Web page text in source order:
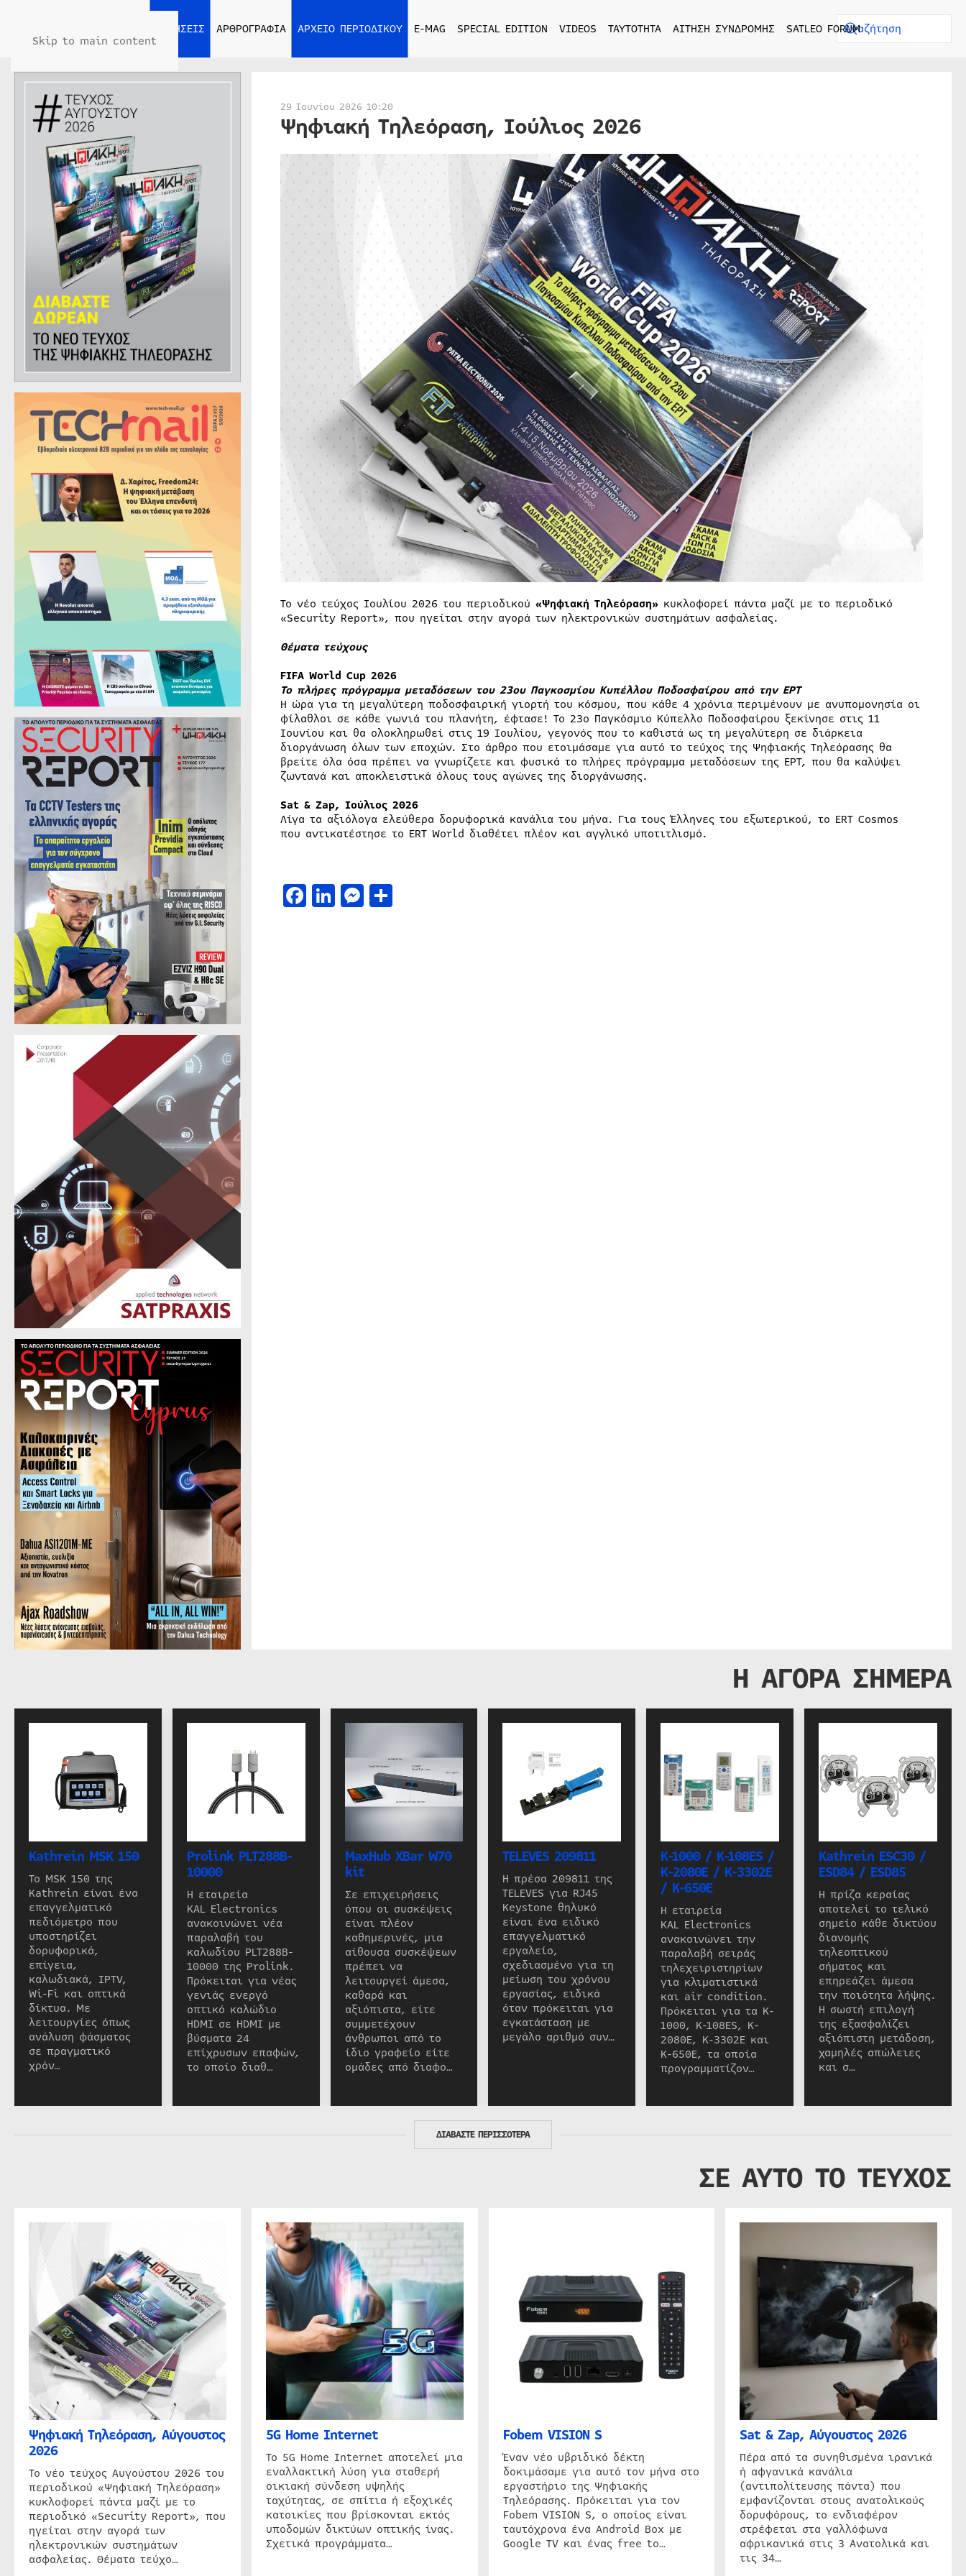
Skip to main content
ΕΙΔΗΣΕΙΣ ΑΡΘΡΟΓΡΑΦΙΑ ΑΡΧΕΙΟ ΠΕΡΙΟΔΙΚΟΥ E-MAG SPECIAL EDITION VIDEOS ΤΑΥΤΟΤΗΤΑ ΑΙΤΗΣΗ ΣΥΝΔΡΟΜΗΣ SATLEO FORUM
29 Ιουνίου 2026 10:20
Ψηφιακή Τηλεόραση, Ιούλιος 2026
Το νέο τεύχος Ιουλίου 2026 του περιοδικού «Ψηφιακή Τηλεόραση»κυκλοφορεί πάντα μαζί με το περιοδικό
«Security Report», που ηγείται στην αγορά των ηλεκτρονικών συστημάτων ασφαλείας.
Θέματα τεύχους
FIFA World Cup 2026
Το πλήρες πρόγραμμα μεταδόσεων του 23ου Παγκοσμίου Κυπέλλου Ποδοσφαίρου από την ΕΡΤ
Η ώρα για τη μεγαλύτερη ποδοσφαιρική γιορτή του κόσμου, που κάθε 4 χρόνια περιμένουν με ανυπομονησία οι
φίλαθλοι σε κάθε γωνιά του πλανήτη, έφτασε! Το 23ο Παγκόσμιο Κύπελλο Ποδοσφαίρου ξεκίνησε στις 11
Ιουνίου και θα ολοκληρωθεί στις 19 Ιουλίου, γεγονός που το καθιστά ως τη μεγαλύτερη σε διάρκεια
διοργάνωση όλων των εποχών. Στο άρθρο που ετοιμάσαμε για αυτό το τεύχος της Ψηφιακής Τηλεόρασης θα
βρείτε όλα όσα πρέπει να γνωρίζετε και φυσικά το πλήρες πρόγραμμα μεταδόσεων της ΕΡΤ, που θα καλύψει
ζωντανά και αποκλειστικά όλους τους αγώνες της διοργάνωσης.
Sat & Zap, Ιούλιος 2026
Λίγα τα αξιόλογα ελεύθερα δορυφορικά κανάλια του μήνα. Για τους Έλληνες του εξωτερικού, το ERT Cosmos
που αντικατέστησε το ERT World διαθέτει πλέον και αγγλικό υποτιτλισμό.
Facebook
LinkedIn
Messenger
Μοιραστείτε
Η ΑΓΟΡΑ ΣΗΜΕΡΑ
Kathrein MSK 150
Το MSK 150 της
Kathrein είναι ένα
επαγγελματικό
πεδιόμετρο που
υποστηρίζει
δορυφορικά,
επίγεια,
καλωδιακά, IPTV,
Wi-Fi και οπτικά
δίκτυα. Με
λειτουργίες όπως
ανάλυση φάσματος
σε πραγματικό
χρόν…
Prolink PLT288B-
10000
Η εταιρεία
KAL Electronics
ανακοινώνει νέα
παραλαβή του
καλωδίου PLT288B-
10000 της Prolink.
Πρόκειται για νέας
γενιάς ενεργό
οπτικό καλώδιο
HDMI σε HDMI με
βύσματα 24
επίχρυσων επαφών,
το οποίο διαθ…
MaxHub XBar W70
kit
Σε επιχειρήσεις
όπου οι συσκέψεις
είναι πλέον
καθημερινές, μια
αίθουσα συσκέψεων
πρέπει να
λειτουργεί άμεσα,
καθαρά και
αξιόπιστα, είτε
συμμετέχουν
άνθρωποι από το
ίδιο γραφείο είτε
ομάδες από διαφο…
TELEVES 209811
Η πρέσα 209811 της
TELEVES για RJ45
Keystone θηλυκό
είναι ένα ειδικό
επαγγελματικό
εργαλείο,
σχεδιασμένο για τη
μείωση του χρόνου
εργασίας, ειδικά
όταν πρόκειται για
εγκατάσταση με
μεγάλο αριθμό συν…
K-1000 / K-108ES /
K-2080E / K-3302E
/ K-650E
Η εταιρεία
KAL Electronics
ανακοινώνει την
παραλαβή σειράς
τηλεχειριστηρίων
για κλιματιστικά
και air condition.
Πρόκειται για τα K-
1000, K-108ES, K-
2080E, K-3302E και
K-650E, τα οποία
προγραμματίζον…
Kathrein ESC30 /
ESD84 / ESD85
Η πρίζα κεραίας
αποτελεί το τελικό
σημείο κάθε δικτύου
διανομής
τηλεοπτικού
σήματος και
επηρεάζει άμεσα
την ποιότητα λήψης.
Η σωστή επιλογή
της εξασφαλίζει
αξιόπιστη μετάδοση,
χαμηλές απώλειες
και σ…
ΔΙΑΒΑΣΤΕ ΠΕΡΙΣΣΟΤΕΡΑ
ΣΕ ΑΥΤΟ ΤΟ ΤΕΥΧΟΣ
Ψηφιακή Τηλεόραση, Αύγουστος
2026
Το νέο τεύχος Αυγούστου 2026 του
περιοδικού «Ψηφιακή Τηλεόραση»
κυκλοφορεί πάντα μαζί με το
περιοδικό «Security Report», που
ηγείται στην αγορά των
ηλεκτρονικών συστημάτων
ασφαλείας. Θέματα τεύχο…
5G Home Internet
Το 5G Home Internet αποτελεί μια
εναλλακτική λύση για σταθερή
οικιακή σύνδεση υψηλής
ταχύτητας, σε σπίτια ή εξοχικές
κατοικίες που βρίσκονται εκτός
υποδομών δικτύων οπτικής ίνας.
Σχετικά προγράμματα…
Fobem VISION S
Έναν νέο υβριδικό δέκτη
δοκιμάσαμε για αυτό τον μήνα στο
εργαστήριο της Ψηφιακής
Τηλεόρασης. Πρόκειται για τον
Fobem VISION S, ο οποίος είναι
ταυτόχρονα ένα Android Box με
Google TV και ένας free to…
Sat & Zap, Αύγουστος 2026
Πέρα από τα συνηθισμένα ιρανικά
ή αφγανικά κανάλια
(αντιπολίτευσης πάντα) που
εμφανίζονται στους ανατολικούς
δορυφόρους, το ενδιαφέρον
στρέφεται στα γαλλόφωνα
αφρικανικά στις 3 Ανατολικά και
τις 34…